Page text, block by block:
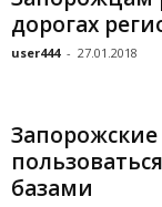
дорогах
user444 - 27.01.2018
Запорожские
базами